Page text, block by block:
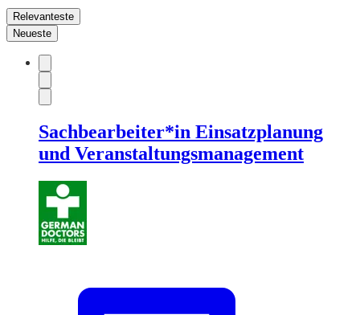
Relevanteste
Neueste
Sachbearbeiter*in Einsatzplanung
und Veranstaltungsmanagement